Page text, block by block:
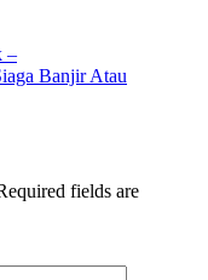
–
Banjir Atau
fields are